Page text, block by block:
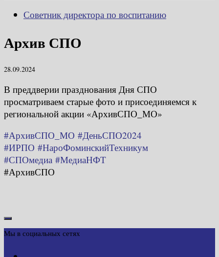
Советник директора по воспитанию
Архив СПО
28.09.2024
В преддверии празднования Дня СПО
просматриваем старые фото и присоединяемся к
региональной акции «АрхивСПО_МО»
#АрхивСПО_МО #ДеньСПО2024
#ИРПО #НароФоминскийТехникум
#СПОмедиа #МедиаНФТ
#АрхивСПО
Мы в социальных сетях